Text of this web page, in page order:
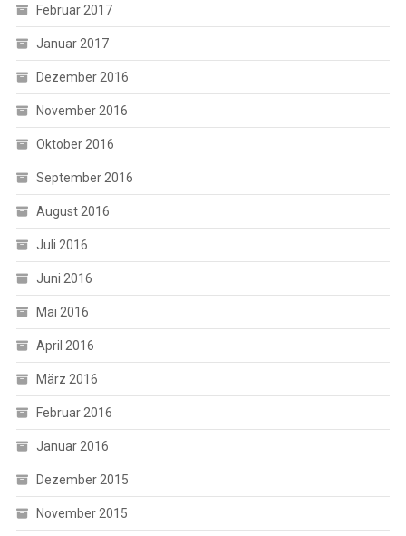
Februar 2017
Januar 2017
Dezember 2016
November 2016
Oktober 2016
September 2016
August 2016
Juli 2016
Juni 2016
Mai 2016
April 2016
März 2016
Februar 2016
Januar 2016
Dezember 2015
November 2015